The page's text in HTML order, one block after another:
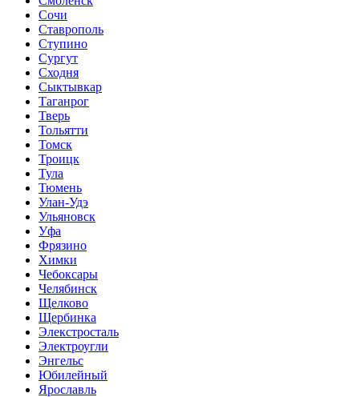
Сочи
Ставрополь
Ступино
Сургут
Сходня
Сыктывкар
Таганрог
Тверь
Тольятти
Томск
Троицк
Тула
Тюмень
Улан-Удэ
Ульяновск
Уфа
Фрязино
Химки
Чебоксары
Челябинск
Щелково
Щербинка
Элекстросталь
Электроугли
Энгельс
Юбилейный
Ярославль